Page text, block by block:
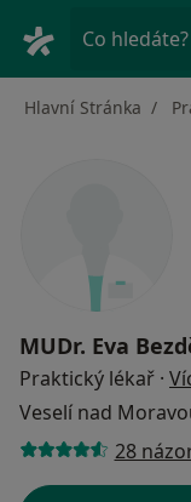
Co hledáte?
Hlavní Stránka
MUDr. Eva
Praktický lékař ·
Veselí nad
28